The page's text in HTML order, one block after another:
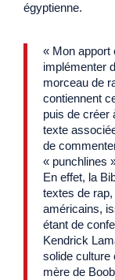
égyptienne.
« Mon apport
implémenter
morceau de
contiennent
puis de créer
texte
de
« punchlines
En effet, la
textes de
américains,
étant de
Kendrick
solide culture
mère de